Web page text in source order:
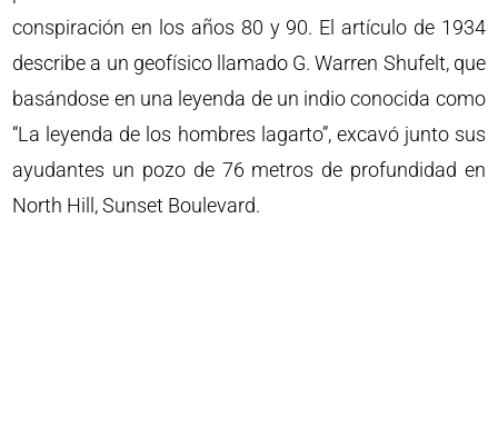
conspiración en los años 80 y 90. El artículo de 1934
describe a un geofísico llamado G. Warren Shufelt, que
basándose en una leyenda de un indio conocida como
“La leyenda de los hombres lagarto”, excavó junto sus
ayudantes un pozo de 76 metros de profundidad en
North Hill, Sunset Boulevard.